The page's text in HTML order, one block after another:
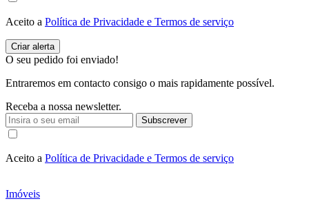
Aceito a Política de Privacidade e Termos de serviço
O seu pedido foi enviado!
Entraremos em contacto consigo o mais rapidamente possível.
Receba a nossa newsletter.
Subscrever
Aceito a Política de Privacidade e Termos de serviço
Imóveis